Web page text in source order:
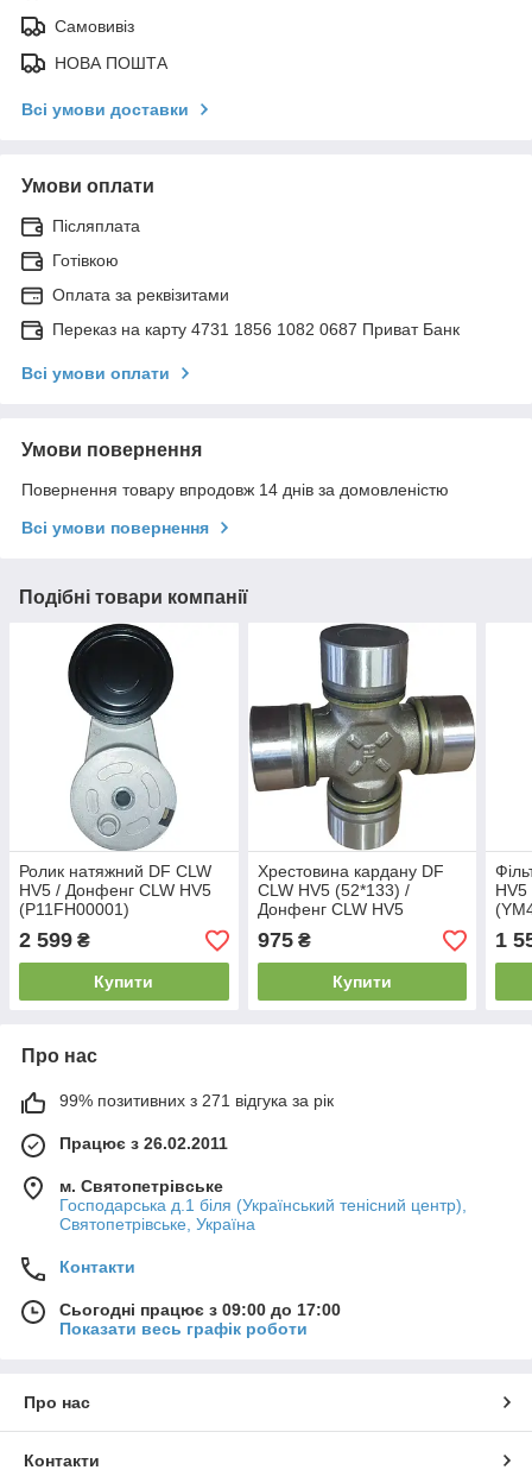
Самовивіз
НОВА ПОШТА
Всі умови доставки
Умови оплати
Післяплата
Готівкою
Оплата за реквізитами
Переказ на карту 4731 1856 1082 0687 Приват Банк
Всі умови оплати
Умови повернення
Повернення товару впродовж 14 днів за домовленістю
Всі умови повернення
Подібні товари компанії
Ролик натяжний DF CLW
HV5 / Донфенг CLW HV5
(Р11FH00001)
2 599 ₴
Купити
Хрестовина кардану DF
CLW HV5 (52*133) /
Донфенг CLW HV5
975₴
Купити
1
Про нас
99% позитивних з 271 відгука за рік
Працює з 26.02.2011
м. Святопетрівське
Господарська д.1 біля (Український тенісний центр),
Святопетрівське, Україна
Контакти
Сьогодні працює з 09:00 до 17:00
Показати весь графік роботи
Про нас
Контакти